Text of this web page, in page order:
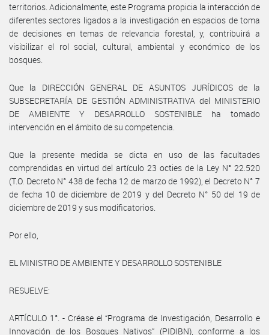
territorios. Adicionalmente, este Programa propicia la interacción de
diferentes sectores ligados a la investigación en espacios de toma
de decisiones en temas de relevancia forestal, y, contribuirá a
visibilizar el rol social, cultural, ambiental y económico de los
bosques.
Que la DIRECCIÓN GENERAL DE ASUNTOS JURÍDICOS de la
SUBSECRETARÍA DE GESTIÓN ADMINISTRATIVA del MINISTERIO
DE AMBIENTE Y DESARROLLO SOSTENIBLE ha tomado
intervención en el ámbito de su competencia.
Que la presente medida se dicta en uso de las facultades
comprendidas en virtud del artículo 23 octies de la Ley N° 22.520
(T.O. Decreto N° 438 de fecha 12 de marzo de 1992), el Decreto N° 7
de fecha 10 de diciembre de 2019 y del Decreto N° 50 del 19 de
diciembre de 2019 y sus modificatorios.
Por ello,
EL MINISTRO DE AMBIENTE Y DESARROLLO SOSTENIBLE
RESUELVE:
ARTÍCULO 1°. - Créase el “Programa de Investigación, Desarrollo e
Innovación de los Bosques Nativos” (PIDIBN), conforme a los